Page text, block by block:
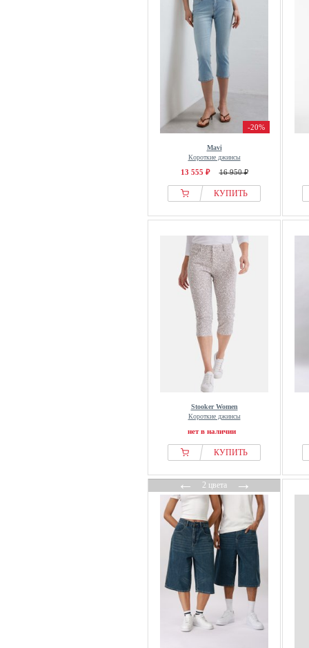
-20%
Mavi
Короткие джинсы
13 555 ₽ 16 950 ₽
КУПИТЬ
Stooker Women
Короткие джинсы
нет в наличии
КУПИТЬ
←2 цвета→